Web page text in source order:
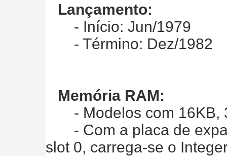
Lançamento:
- Início: Jun/1979
- Término: Dez/1982
Memória RAM:
- Modelos com 16KB,
- Com a placa de
slot 0, carrega-se o